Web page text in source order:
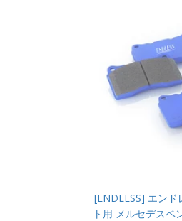
[ENDLESS] エン
ト用 メルセデスベ